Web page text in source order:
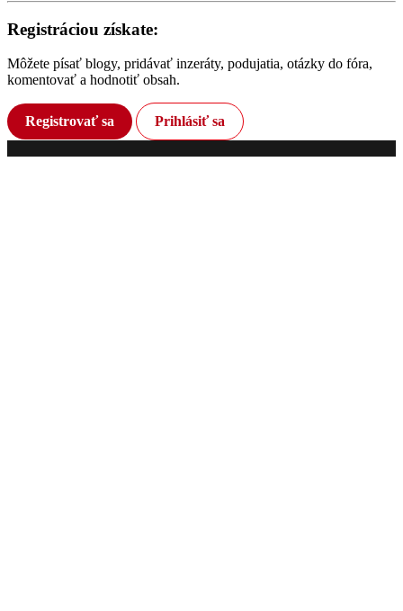
Registráciou získate:
Môžete písať blogy, pridávať inzeráty, podujatia, otázky do fóra,
komentovať a hodnotiť obsah.
Registrovať sa Prihlásiť sa